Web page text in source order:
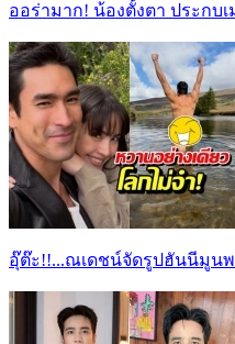
ออร่ามาก! น้องตั้งตา ประกบ
อุ๊ต๊ะ!!...ณเดชน์จัดรูปฮันนีมูน